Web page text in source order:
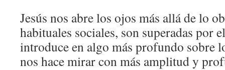
Jesús nos abre los ojos más allá de lo
habituales sociales, son superadas por
introduce en algo más profundo sobre
nos hace mirar con más amplitud y